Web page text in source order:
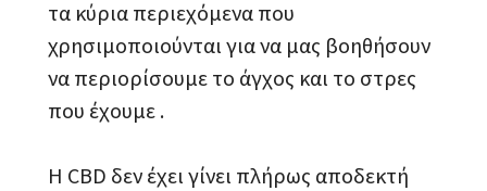
τα κύρια περιεχόμενα που
χρησιμοποιούνται για να μας βοηθήσουν
να περιορίσουμε το άγχος και το στρες
που έχουμε .
Η CBD δεν έχει γίνει πλήρως αποδεκτή